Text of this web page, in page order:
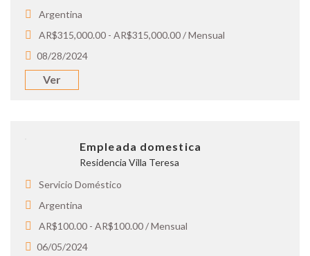
Argentina
AR$315,000.00 - AR$315,000.00 / Mensual
08/28/2024
Ver
Empleada domestica
Residencia Villa Teresa
Servicio Doméstico
Argentina
AR$100.00 - AR$100.00 / Mensual
06/05/2024